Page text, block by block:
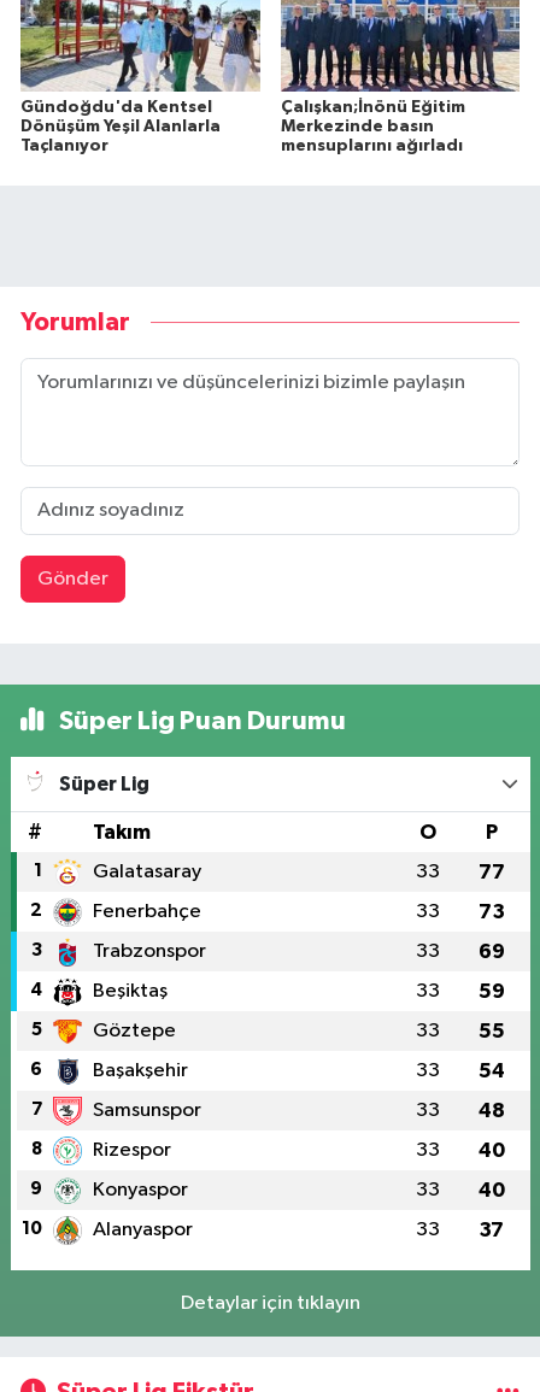
Gündoğdu'da Kentsel
Dönüşüm Yeşil Alanlarla
Taçlanıyor
Çalışkan;İnönü Eğitim
Merkezinde basın
mensuplarını ağırladı
Yorumlar
Gönder
Süper Lig Puan Durumu
Süper Lig
# Takım O P
1 Galatasaray 33 77
2 Fenerbahçe 33 73
3 Trabzonspor 33 69
4 Beşiktaş 33 59
5 Göztepe 33 55
6 Başakşehir 33 54
7 Samsunspor 33 48
8 Rizespor 33 40
9 Konyaspor 33 40
10 Alanyaspor 33 37
Detaylar için tıklayın